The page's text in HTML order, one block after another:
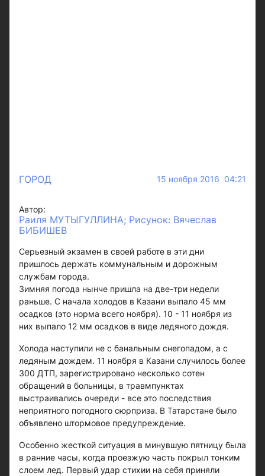
ГОРОД 15 ноября 2016 04:21
Автор:
Раиля МУТЫГУЛЛИНА; Рисунок: Вячеслав
БИБИШЕВ
Серьезный экзамен в своей работе в эти дни
пришлось держать коммунальным и дорожным
службам города.
Зимняя погода нынче пришла на две-три недели
раньше. С начала холодов в Казани выпало 45 мм
осадков (это норма всего ноября). 10 - 11 ноября из
них выпало 12 мм осадков в виде ледяного дождя.
Холода наступили не с банальным снегопадом, а с
ледяным дождем. 11 ноября в Казани случилось более
300 ДТП, зарегистрировано несколько сотен
обращений в больницы, в травмпунктах
выстраивались очереди - все это последствия
неприятного погодного сюрприза. В Татарстане было
объявлено штормовое предупреждение.
Особенно жесткой ситуация в минувшую пятницу была
в ранние часы, когда проезжую часть покрыл тонким
слоем лед. Первый удар стихии на себя приняли